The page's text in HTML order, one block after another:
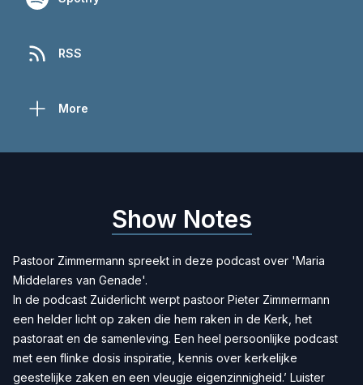
RSS
More
Show Notes
Pastoor Zimmermann spreekt in deze podcast over 'Maria
Middelares van Genade'.
In de podcast Zuiderlicht werpt pastoor Pieter Zimmermann
een helder licht op zaken die hem raken in de Kerk, het
pastoraat en de samenleving. Een heel persoonlijke podcast
met een flinke dosis inspiratie, kennis over kerkelijke
geestelijke zaken en een vleugje eigenzinnigheid.’ Luister